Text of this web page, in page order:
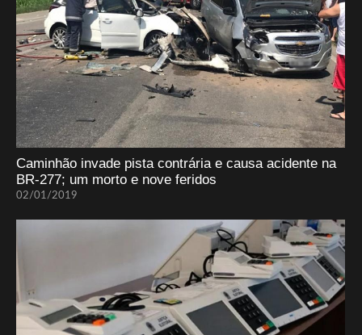
Caminhão invade pista contrária e causa acidente na
BR-277; um morto e nove feridos
02/01/2019